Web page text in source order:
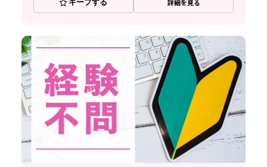
キープする 詳細を見る